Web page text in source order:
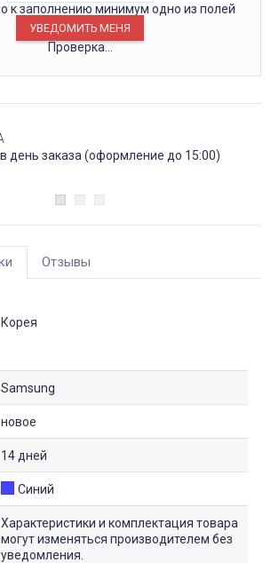
к заполнению минимум одно из полей
Проверка...
день заказа (оформление до 15:00)
Отзывы
Корея
Samsung
новое
14 дней
Синий
Характеристики и комплектация товара
могут изменяться производителем без
уведомления.